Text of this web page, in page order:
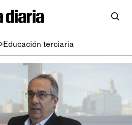
Educación terciaria